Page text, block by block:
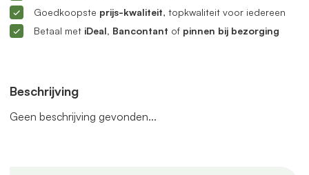
Beschrijving
Geen beschrijving gevonden...
Goedkoopste prijs-kwaliteit, topkwaliteit voor iedereen
Betaal met iDeal, Bancontant of pinnen bij bezorging